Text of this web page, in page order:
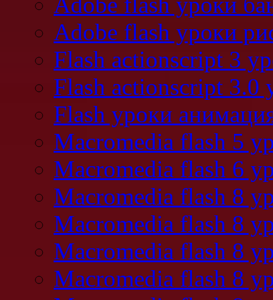
Adobe flash уроки
Flash actionscript 3
Flash actionscript 3.0
Flash уроки
Macromedia flash 5
Macromedia flash 6
Macromedia flash 8
Macromedia flash 8
Macromedia flash 8
Macromedia flash 8